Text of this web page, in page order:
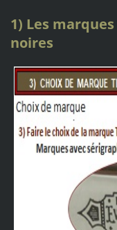
1) Les marques
noires